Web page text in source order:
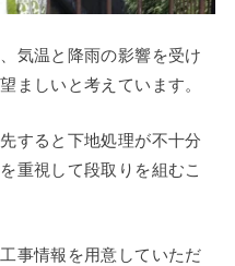
気温と降雨の影響を受け
ましいと考えています。
すると下地処理が不十分
重視して段取りを組むこ
事情報を用意していただ